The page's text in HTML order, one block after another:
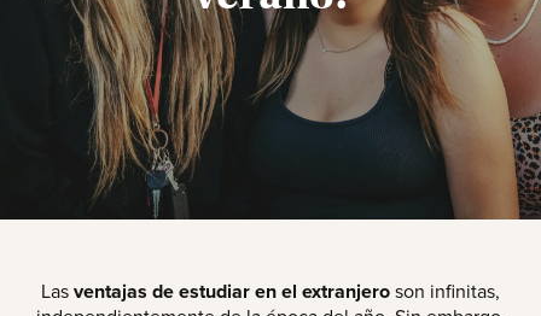
Las ventajas de estudiar en el extranjero son infinitas,